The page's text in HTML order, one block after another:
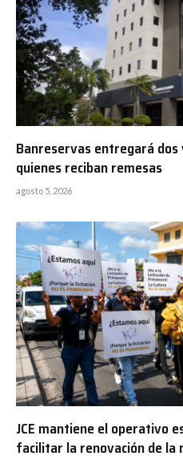
Banreservas entregará dos
quienes reciban remesas
agosto 5, 2026
JCE mantiene el operativo
facilitar la renovación de la